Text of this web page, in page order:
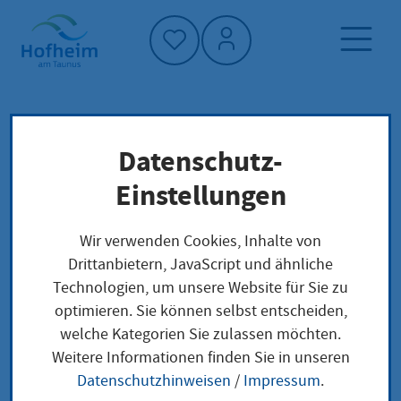
Startseite"
Dienstleistung-Finder
Lokale Anliegen
Einzelgenehmigung für eine öffentliche
Lotterie oder Ausspielung (auch kleine
Lotterien und Tombolen)
Einzelgenehmigung
für eine öffentliche
Datenschutz-
Einstellungen
Wir verwenden Cookies, Inhalte von
Drittanbietern, JavaScript und ähnliche
Technologien, um unsere Website für Sie zu
optimieren. Sie können selbst entscheiden,
welche Kategorien Sie zulassen möchten.
Weitere Informationen finden Sie in unseren
Datenschutzhinweisen / Impressum.